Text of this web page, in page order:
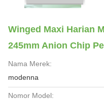
Winged Maxi Harian
245mm Anion Chip
Nama Merek:
modenna
Nomor Model: